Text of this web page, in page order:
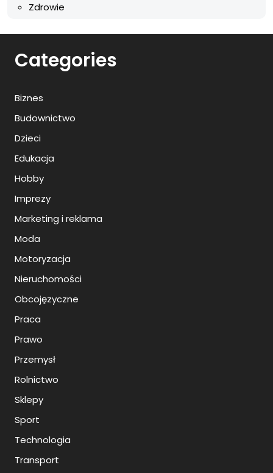
Zdrowie
Categories
Biznes
Budownictwo
Dzieci
Edukacja
Hobby
Imprezy
Marketing i reklama
Moda
Motoryzacja
Nieruchomości
Obcojęzyczne
Praca
Prawo
Przemysł
Rolnictwo
Sklepy
Sport
Technologia
Transport